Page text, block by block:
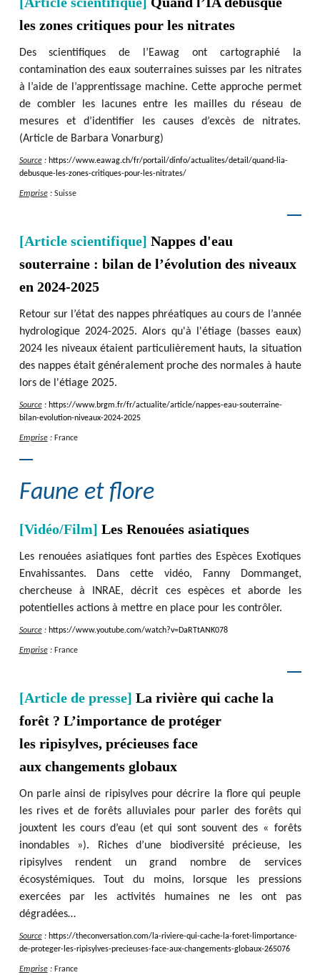
les zones critiques pour les nitrates
Des scientifiques de l’Eawag ont cartographié la
contamination des eaux souterraines suisses par les nitrates
à l’aide de l’apprentissage machine. Cette approche permet
de combler les lacunes entre les mailles du réseau de
mesures et d’identifier les causes d’excès de nitrates.
(Article de Barbara Vonarburg)
Source: https://www.eawag.ch/fr/portail /dinfo/actualites/detail /quand-lia-
debusque-les-zones-critiques-pour-les-nitrates/
Emprise: Suisse
[Article scientifique] Nappes d'eau
souterraine : bilan de l’évolution des niveaux
en 2024-2025
Retour sur l’état des nappes phréatiques au cours de l’année
hydrologique 2024-2025. Alors qu'à l'étiage (basses eaux)
2024 les niveaux étaient particulièrement hauts, la situation
des nappes était généralement proche des normales à haute
lors de l'étiage 2025.
Source: https://www.brgm.fr/fr/actualite/article/nappes-eau-souterraine-
bilan-evolution-niveaux-2024-2025
Emprise: France
Faune et flore
[Vidéo/Film] Les Renouées asiatiques
Les renouées asiatiques font parties des Espèces Exotiques
Envahissantes. Dans cette vidéo, Fanny Dommanget,
chercheuse à INRAE, décrit ces espèces et aborde les
potentielles actions à mettre en place pour les contrôler.
Source: https://www.youtube.com/watch?v=DaRTtANK078
Emprise: France
[Article de presse] La rivière qui cache la
forêt ? L’importance de protéger
les ripisylves, précieuses face
aux changements globaux
On parle ainsi de ripisylves pour décrire la flore qui peuple
les rives et de forêts alluviales pour parler des forêts qui
jouxtent les cours d’eau (et qui sont souvent des « forêts
inondables »). Riches d’une biodiversité précieuse, les
ripisylves rendent un grand nombre de services
écosystémiques. Tout du moins, lorsque les pressions
exercées par les activités humaines ne les ont pas
dégradées…
Source: https://theconversation.com/ la-riviere-qui-cache-la-foret-limportance-
de-proteger-les-ripisylves-precieuses-face-aux-changements-globaux-265076
Emprise: France